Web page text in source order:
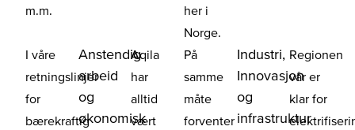
m.m.
her i
Norge.
I våre
retningslinjer
for
bærekraftig
Anstendig
arbeid
og
økonomisk
Aqila
har
alltid
vært
På
samme
måte
forventer
Industri,
Innovasjon
og
infrastruktur
Regionen
vår er
klar for